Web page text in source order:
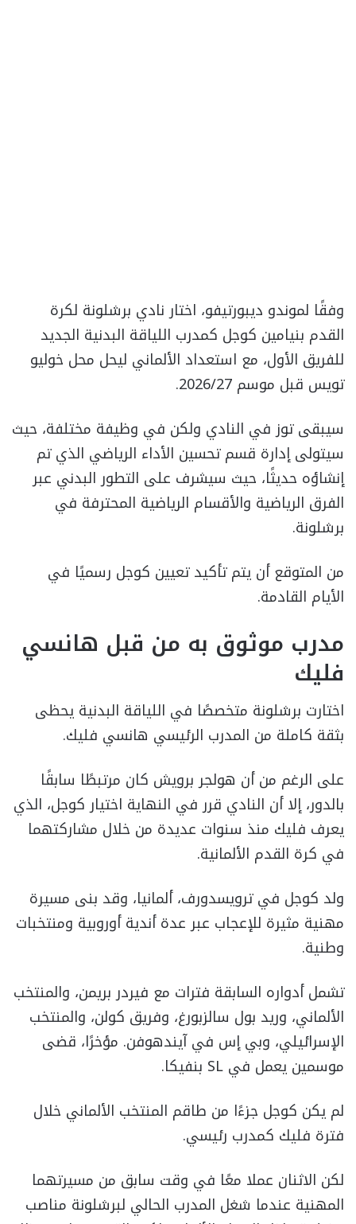
وفقًا لموندو ديبورتيفو، اختار نادي برشلونة لكرة
القدم بنيامين كوجل كمدرب اللياقة البدنية الجديد
للفريق الأول، مع استعداد الألماني ليحل محل خوليو
تويس قبل موسم 2026/27.
سيبقى توز في النادي ولكن في وظيفة مختلفة، حيث
سيتولى إدارة قسم تحسين الأداء الرياضي الذي تم
إنشاؤه حديثًا، حيث سيشرف على التطور البدني عبر
الفرق الرياضية والأقسام الرياضية المحترفة في
برشلونة.
من المتوقع أن يتم تأكيد تعيين كوجل رسميًا في
الأيام القادمة.
مدرب موثوق به من قبل هانسي
فليك
اختارت برشلونة متخصصًا في اللياقة البدنية يحظى
بثقة كاملة من المدرب الرئيسي هانسي فليك.
على الرغم من أن هولجر برويش كان مرتبطًا سابقًا
بالدور، إلا أن النادي قرر في النهاية اختيار كوجل، الذي
يعرف فليك منذ سنوات عديدة من خلال مشاركتهما
في كرة القدم الألمانية.
ولد كوجل في ترويسدورف، ألمانيا، وقد بنى مسيرة
مهنية مثيرة للإعجاب عبر عدة أندية أوروبية ومنتخبات
وطنية.
تشمل أدواره السابقة فترات مع فيردر بريمن، والمنتخب
الألماني، وريد بول سالزبورغ، وفريق كولن، والمنتخب
الإسرائيلي، وبي إس في آيندهوفن. مؤخرًا، قضى
موسمين يعمل في SL بنفيكا.
لم يكن كوجل جزءًا من طاقم المنتخب الألماني خلال
فترة فليك كمدرب رئيسي.
لكن الاثنان عملا معًا في وقت سابق من مسيرتهما
المهنية عندما شغل المدرب الحالي لبرشلونة مناصب